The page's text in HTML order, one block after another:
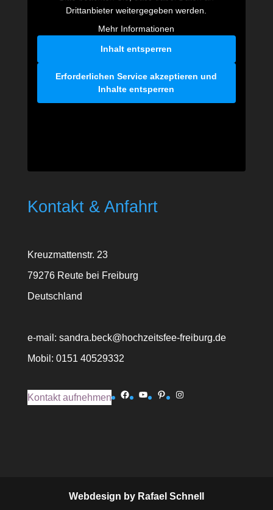
Drittanbieter weitergegeben werden.
Mehr Informationen
Inhalt entsperren
Erforderlichen Service akzeptieren und
Inhalte entsperren
Kontakt & Anfahrt
Kreuzmattenstr. 23
79276 Reute bei Freiburg
Deutschland
e-mail: sandra.beck@hochzeitsfee-freiburg.de
Mobil: 0151 40529332
Kontakt aufnehmen Facebook
YouTube
PinterestInstagram
Webdesign by Rafael Schnell